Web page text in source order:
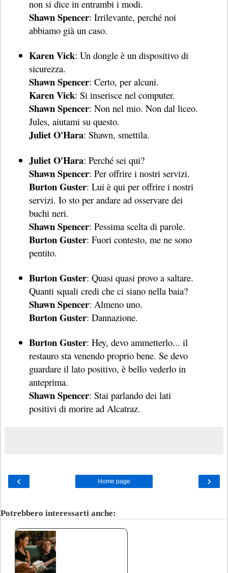
non si dice in entrambi i modi.
Shawn Spencer: Irrilevante, perché noi
abbiamo già un caso.
Karen Vick: Un dongle è un dispositivo di
sicurezza.
Shawn Spencer: Certo, per alcuni.
Karen Vick: Si inserisce nel computer.
Shawn Spencer: Non nel mio. Non dal liceo.
Jules, aiutami su questo.
Juliet O'Hara: Shawn, smettila.
Juliet O'Hara: Perché sei qui?
Shawn Spencer: Per offrire i nostri servizi.
Burton Guster: Lui è qui per offrire i nostri
servizi. Io sto per andare ad osservare dei
buchi neri.
Shawn Spencer: Pessima scelta di parole.
Burton Guster: Fuori contesto, me ne sono
pentito.
Burton Guster: Quasi quasi provo a saltare.
Quanti squali credi che ci siano nella baia?
Shawn Spencer: Almeno uno.
Burton Guster: Dannazione.
Burton Guster: Hey, devo ammetterlo... il
restauro sta venendo proprio bene. Se devo
guardare il lato positivo, è bello vederlo in
anteprima.
Shawn Spencer: Stai parlando dei lati
positivi di morire ad Alcatraz.
‹ ›
Home page
Potrebbero interessarti anche: